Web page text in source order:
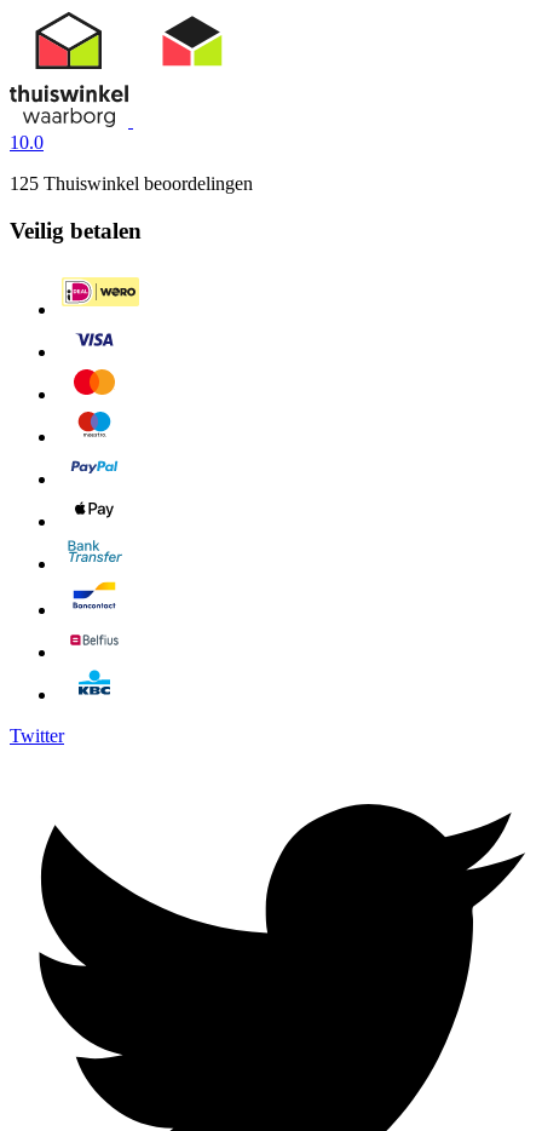
10.0
125 Thuiswinkel beoordelingen
Veilig betalen
Twitter